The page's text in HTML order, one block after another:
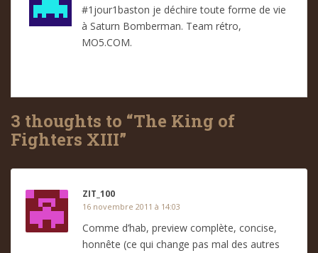
#1jour1baston je déchire toute forme de vie
à Saturn Bomberman. Team rétro,
MO5.COM.
3 thoughts to “The King of
Fighters XIII”
ZIT_100
16 novembre 2011 à 14:03
Comme d’hab, preview complète, concise,
honnête (ce qui change pas mal des autres